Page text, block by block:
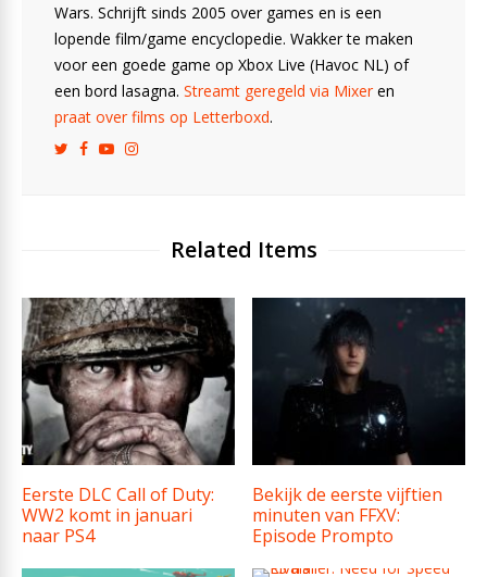
Wars. Schrijft sinds 2005 over games en is een
lopende film/game encyclopedie. Wakker te maken
voor een goede game op Xbox Live (Havoc NL) of
een bord lasagna. Streamt geregeld via Mixeren
praat over films op Letterboxd.
Related Items
Eerste DLC Call of Duty:
WW2 komt in januari
naar PS4
Bekijk de eerste vijftien
minuten van FFXV:
Episode Prompto